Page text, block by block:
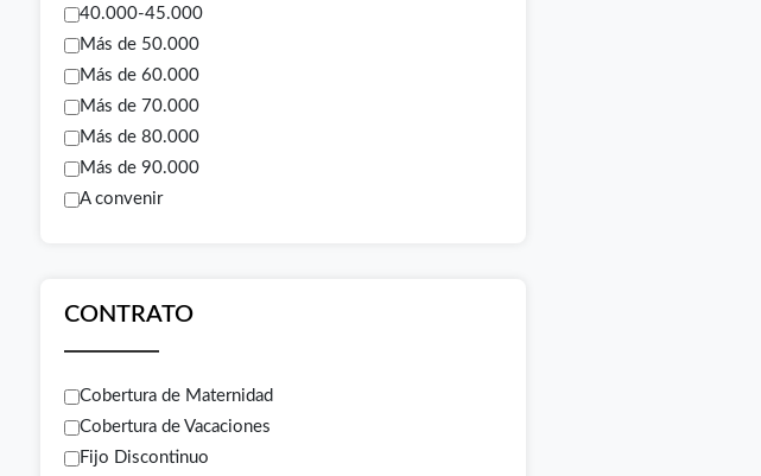
40.000-45.000
Más de 50.000
Más de 60.000
Más de 70.000
Más de 80.000
Más de 90.000
A convenir
CONTRATO
Cobertura de Maternidad
Cobertura de Vacaciones
Fijo Discontinuo